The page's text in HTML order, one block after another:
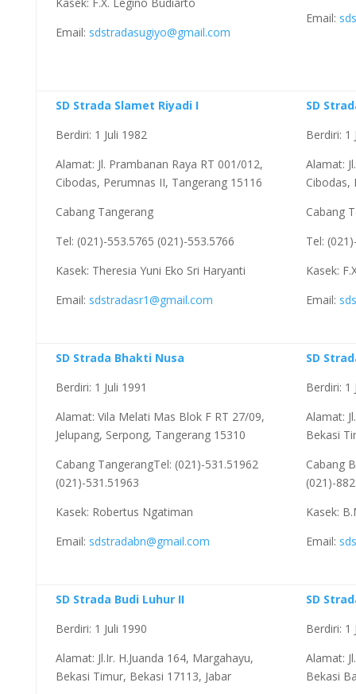
Email: sdstradasugiyo@gmail.com
Email:
SD Strada Slamet Riyadi I
Berdiri: 1 Juli 1982
Alamat: Jl. Prambanan Raya RT 001/012,
Cibodas, Perumnas II, Tangerang 15116
Cabang Tangerang
Tel: (021)-553.5765 (021)-553.5766
Kasek: Theresia Yuni Eko Sri Haryanti
Email: sdstradasr1@gmail.com
SD
Berdiri: 1
Alamat:
Cibodas,
Cabang
Tel:
Kasek:
Email:
SD Strada Bhakti Nusa
Berdiri: 1 Juli 1991
Alamat: Vila Melati Mas Blok F RT 27/09,
Jelupang, Serpong, Tangerang 15310
Cabang TangerangTel: (021)-531.51962
(021)-531.51963
Kasek: Robertus Ngatiman
Email: sdstradabn@gmail.com
SD
Berdiri: 1
Alamat:
Bekasi
Cabang
(021)-
Kasek:
Email:
SD Strada Budi Luhur II
Berdiri: 1 Juli 1990
Alamat: Jl.Ir. H.Juanda 164, Margahayu,
Bekasi Timur, Bekasi 17113, Jabar
SD
Berdiri: 1
Alamat:
Bekasi